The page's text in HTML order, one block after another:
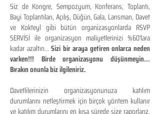
Siz de Kongre, Sempozyum, Konferans, Toplantı,
Bayi Toplantıları, Açılış, Düğün, Gala, Lansman, Davet
ve Kokteyl gibi bütün organizasyonlarda RSVP
SERVİSİ ile organizasyon maliyetlerinizi %60'lara
kadar azaltın...Sizi bir araya getiren onlarca neden
varken!!! Birde organizasyonu düşünmeyin...
Bırakın onunla biz ilgileniriz.
Davetlilerinizin organizasyonunuza katılım
durumlarını netleştirmek için birçok yöntem kullanır
ve katılım durumlarını en kısa sürede size raporlarız.